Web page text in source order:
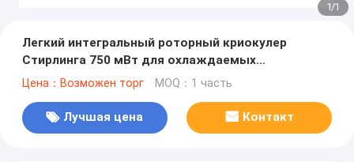
1/1
Легкий интегральный роторный криокулер
Стирлинга 750 мВт для охлаждаемых
инфракрасных детекторов
Цена：Возможен торг MOQ：1 часть
Лучшая цена Контакт